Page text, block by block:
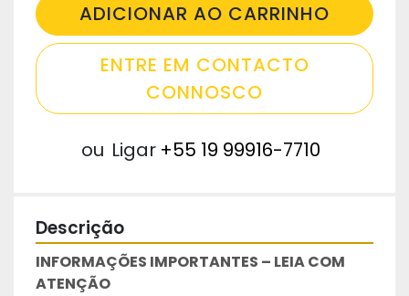
ADICIONAR AO CARRINHO
ENTRE EM CONTACTO
CONNOSCO
ou Ligar +55 19 99916-7710
Descrição
INFORMAÇÕES IMPORTANTES – LEIA COM
ATENÇÃO